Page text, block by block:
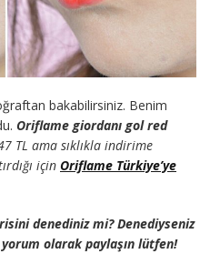
bakabilirsiniz. Benim
Oriflame giordanı gol red
TL ama sıklıkla indirime
için Oriflame Türkiye’ye
denediniz mi? Denediyseniz
olarak paylaşın lütfen!